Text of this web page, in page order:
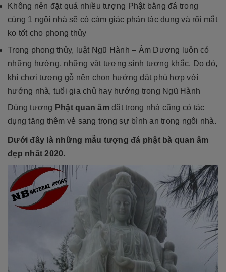
Không nên đặt quá nhiều tượng Phật bằng đá trong
cùng 1 ngôi nhà sẽ có cảm giác phản tác dụng và rối mắt
ko tốt cho phong thủy
Trong phong thủy, luật Ngũ Hành – Âm Dương luôn có
những hướng, những vật tương sinh tương khắc. Do đó,
khi chơi tượng gỗ nên chọn hướng đặt phù hợp với
hướng nhà, tuổi gia chủ hay hướng trong Ngũ Hành
Dùng tượng Phật quan âm đặt trong nhà cũng có tác
dụng tăng thêm vẻ sang trọng sự bình an trong ngôi nhà.
Dưới đây là những mẫu tượng đá phật bà quan âm
đẹp nhất 2020.